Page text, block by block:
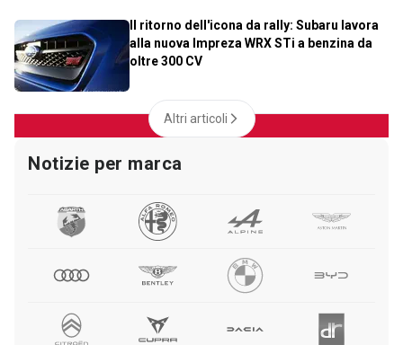
Il ritorno dell'icona da rally: Subaru lavora
alla nuova Impreza WRX STi a benzina da
oltre 300 CV
Altri articoli
Notizie per marca